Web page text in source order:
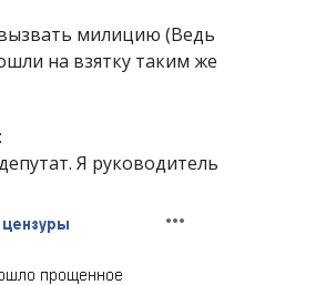
милицию (Ведь
на взятку таким же
Я руководитель